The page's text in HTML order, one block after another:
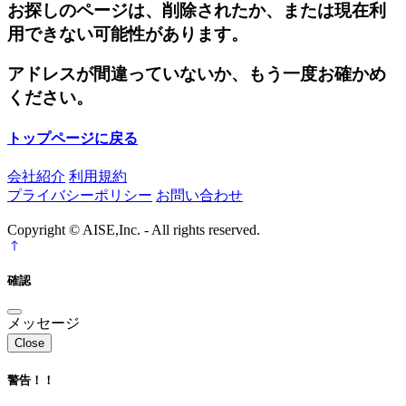
お探しのページは、削除されたか、または現在利
用できない可能性があります。
アドレスが間違っていないか、もう一度お確かめ
ください。
トップページに戻る
会社紹介 利用規約
プライバシーポリシー お問い合わせ
Copyright © AISE,Inc. - All rights reserved.
確認
メッセージ
Close
警告！！